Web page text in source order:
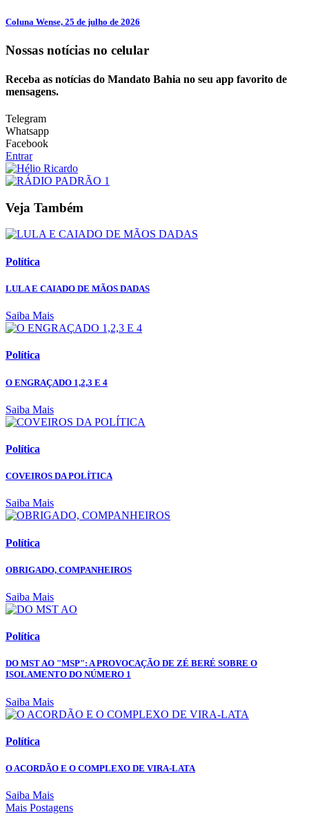
Coluna Wense, 25 de julho de 2026
Nossas notícias no celular
Receba as notícias do Mandato Bahia no seu app favorito de
mensagens.
Telegram
Whatsapp
Facebook
Entrar
Veja Também
Política
LULA E CAIADO DE MÃOS DADAS
Saiba Mais
Política
O ENGRAÇADO 1,2,3 E 4
Saiba Mais
Política
COVEIROS DA POLÍTICA
Saiba Mais
Política
OBRIGADO, COMPANHEIROS
Saiba Mais
Política
DO MST AO "MSP": A PROVOCAÇÃO DE ZÉ BERÉ SOBRE O
ISOLAMENTO DO NÚMERO 1
Saiba Mais
Política
O ACORDÃO E O COMPLEXO DE VIRA-LATA
Saiba Mais
Mais Postagens